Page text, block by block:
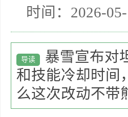
时间：2026-
导读
暴雪宣布对
和技能冷却时间
么这次改动不带